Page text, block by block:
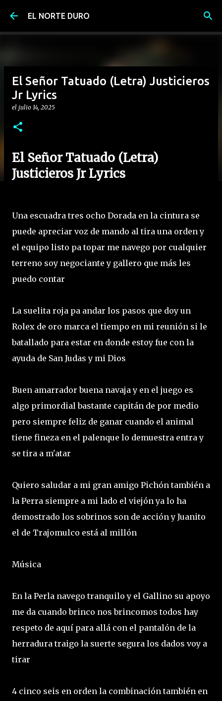
Ir al contenido principal
EL NORTE DURO
El Señor Tatuado (Letra) Justicieros
Jr Lyrics
el julio 14, 2025
El Señor Tatuado (Letra)
Justicieros Jr Lyrics
Una escuadra tres ocho Dorada en la cintura se
puede apreciar voz de mando al tira una orden y
el equipo listo pa topar me navego por cualquier
terreno soy negociante y gallero que más les
puedo contar
La suelita roja pa andar los pasos que doy un
Rolex de oro marca el tiempo en mi reunión si le
batallado para estar en donde estoy fue con la
ayuda de San Judas y mi Dios
Buen amarrador buena navaja y en el juego es
algo primordial bastante capitán de por medio
pero siempre feliz de ganar cuando el animal
tiene fineza en el palenque lo demuestra entra y
se tira a m'atar
Quiero saludar a mi gran amigo Pichón también a
la Perra siempre a mi lado el viejón ya lo ha
demostrado los sobrinos son de acción y Juanito
el de Trajomulco está al millón
Música
En la Perla navego tranquilo y el Gallino su apoyo
me da cuando brinco nos brincomos todos hay
respeto de aquí para allá con el pantalón de la
herradura traigo la suerte segura los dados voy a
tirar
4 cinco seis en orden la combinación también en